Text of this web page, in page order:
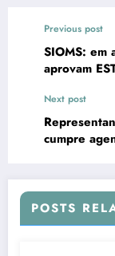
Previous post
SIOMS: em
aprovam
Next post
cumpre
POSTS